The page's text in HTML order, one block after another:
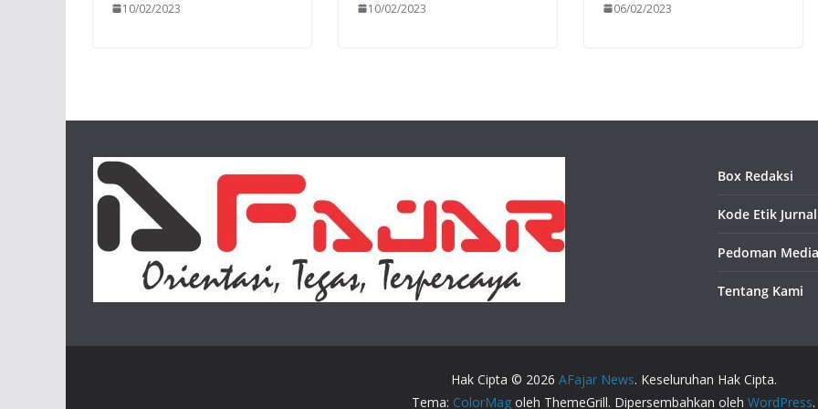
10/02/2023 10/02/2023 06/02/2023
Box Redaksi
Kode Etik
Pedoman
Tentang Kami
Hak Cipta © 2026 AFajar News. Keseluruhan Hak Cipta.
Tema: ColorMag oleh ThemeGrill. Dipersembahkan oleh WordPress.